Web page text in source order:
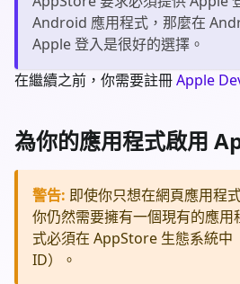
Android 應用程式，那麼在
Apple 登入是很好的選擇。
在繼續之前，你需要註冊Apple
為你的應用程式啟用
警告: 即使你只想在網頁應用程
你仍然需要擁有一個現有的應用
式必須在 AppStore 生態系統中
ID）。